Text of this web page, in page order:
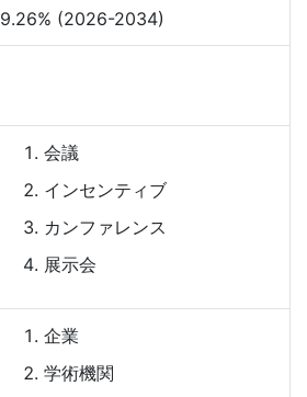
9.26% (2026-2034)
会議
インセンティブ
カンファレンス
展示会
企業
学術機関